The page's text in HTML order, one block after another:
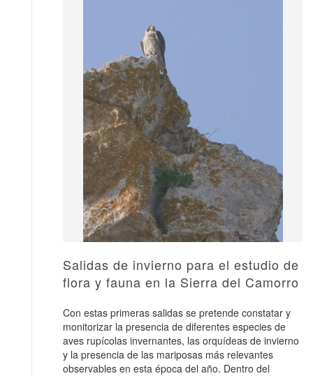
Salidas de invierno para el estudio de
flora y fauna en la Sierra del Camorro
Con estas primeras salidas se pretende constatar y
monitorizar la presencia de diferentes especies de
aves rupícolas invernantes, las orquídeas de invierno
y la presencia de las mariposas más relevantes
observables en esta época del año. Dentro del